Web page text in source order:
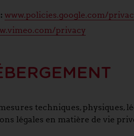
www.policies.google.com/
privacy
techniques, physiques,
légales en matière de vie